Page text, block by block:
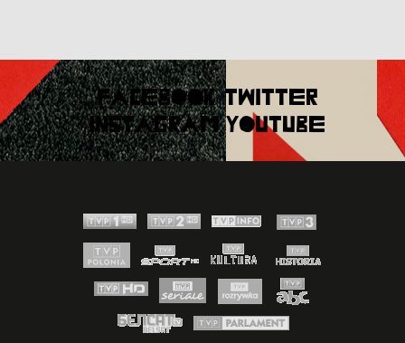
FACEBOOK TWITTER
INSTAGRAM YOUTUBE